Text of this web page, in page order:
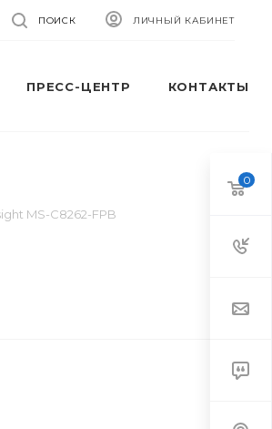
ЛИЧНЫЙ КАБИНЕТ
ПОИСК
ПРЕСС-ЦЕНТР КОНТАКТЫ
MS-C8262-FPB
0